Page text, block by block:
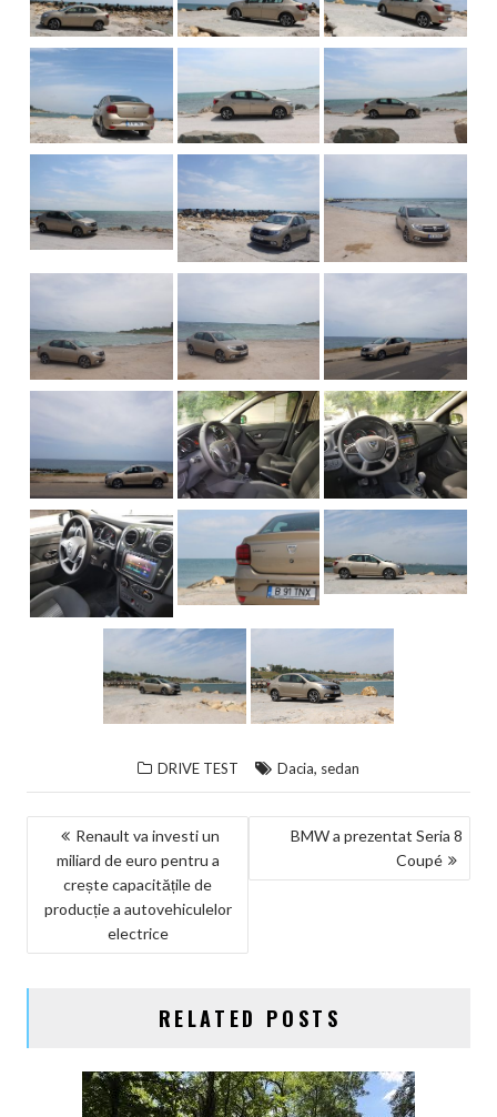
DRIVE TEST Dacia, sedan
NAVIGARE
ARTICOLE
Renault va investi un
miliard de euro pentru a
crește capacitățile de
producție a autovehiculelor
electrice
BMW a prezentat Seria 8
Coupé
RELATED POSTS